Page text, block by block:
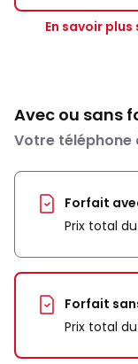
En savoir
Avec ou sans
Votre téléphone
Forfait
Prix total
Forfait
Prix total